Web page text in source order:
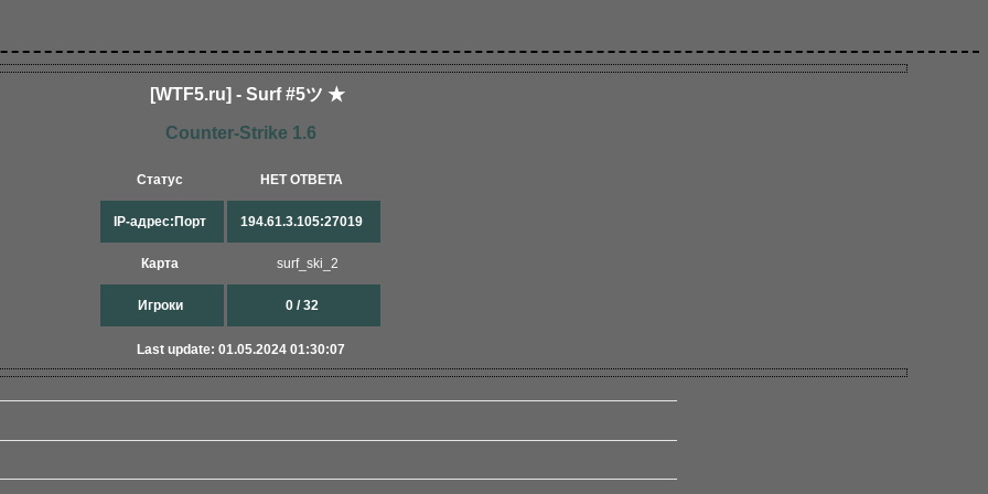
[WTF5.ru] - Surf #5ツ ★
Counter-Strike 1.6
Статус
IP-адрес:Порт
Карта
Игроки
НЕТ ОТВЕТА
194.61.3.105:27019
surf_ski_2
0 / 32
Last update: 01.05.2024 01:30:07